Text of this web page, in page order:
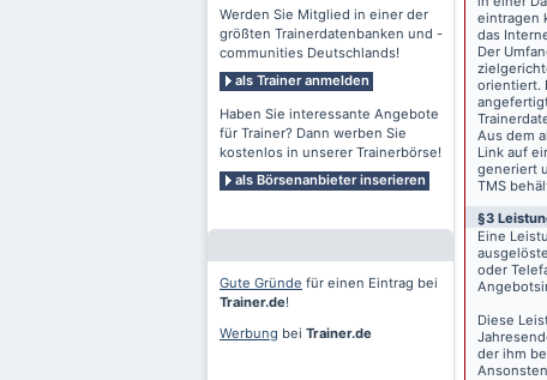
Werden Sie Mitglied in einer der
größten Trainerdatenbanken und -
communities Deutschlands!
als Trainer anmelden
Haben Sie interessante Angebote
für Trainer? Dann werben Sie
kostenlos in unserer Trainerbörse!
als Börsenanbieter inserieren
Gute Gründe für einen Eintrag bei
Trainer.de!
Werbung bei Trainer.de
eintragen
das
Der
orientiert.
Aus dem
Link auf
generiert
TMS
§3
Eine
oder
Diese
der ihm